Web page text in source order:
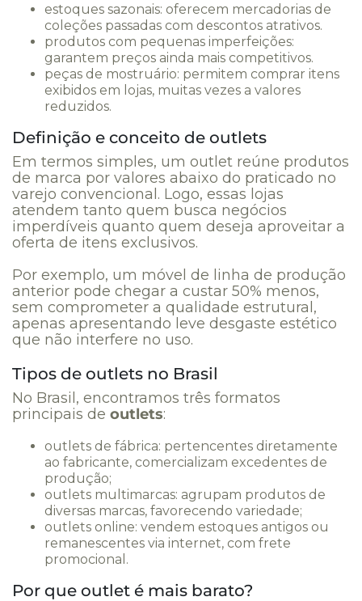
estoques sazonais: oferecem mercadorias de
coleções passadas com descontos atrativos.
produtos com pequenas imperfeições:
garantem preços ainda mais competitivos.
peças de mostruário: permitem comprar itens
exibidos em lojas, muitas vezes a valores
reduzidos.
Definição e conceito de outlets
Em termos simples, um outlet reúne produtos
de marca por valores abaixo do praticado no
varejo convencional. Logo, essas lojas
atendem tanto quem busca negócios
imperdíveis quanto quem deseja aproveitar a
oferta de itens exclusivos.
Por exemplo, um móvel de linha de produção
anterior pode chegar a custar 50% menos,
sem comprometer a qualidade estrutural,
apenas apresentando leve desgaste estético
que não interfere no uso.
Tipos de outlets no Brasil
No Brasil, encontramos três formatos
principais de outlets:
outlets de fábrica: pertencentes diretamente
ao fabricante, comercializam excedentes de
produção;
outlets multimarcas: agrupam produtos de
diversas marcas, favorecendo variedade;
outlets online: vendem estoques antigos ou
remanescentes via internet, com frete
promocional.
Por que outlet é mais barato?